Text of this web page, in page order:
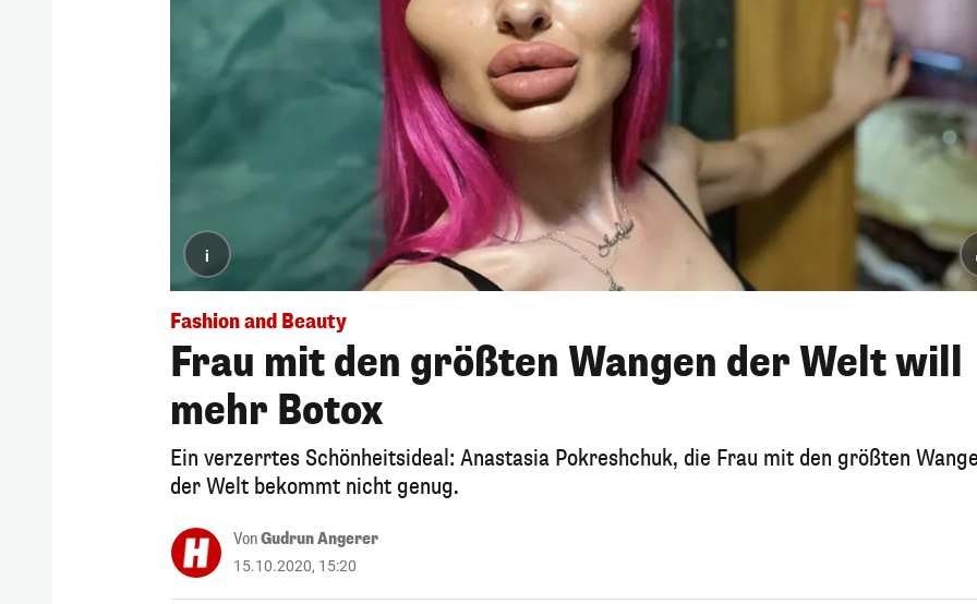
i
Fashion and Beauty
Frau mit den größten Wangen der Welt will
mehr Botox
Ein verzerrtes Schönheitsideal: Anastasia Pokreshchuk, die Frau mit den größten
der Welt bekommt nicht genug.
VonGudrun Angerer
15.10.2020, 15:20